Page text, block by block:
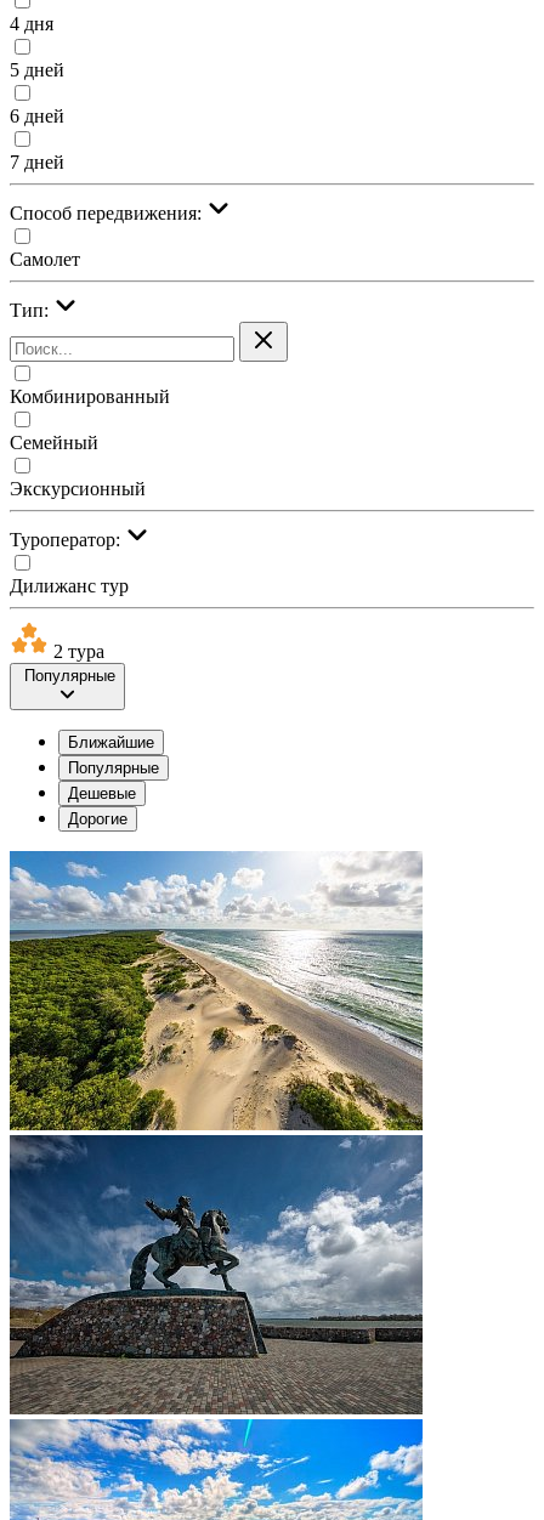
4 дня
5 дней
6 дней
7 дней
Cпособ передвижения:
Самолет
Тип:
Комбинированный
Семейный
Экскурсионный
Туроператор:
Дилижанс тур
2 тура
Популярные
Ближайшие
Популярные
Дешевые
Дорогие